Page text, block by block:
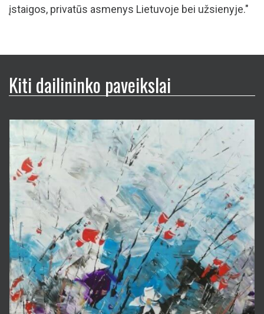
įstaigos, privatūs asmenys Lietuvoje bei užsienyje."
Kiti dailininko paveikslai